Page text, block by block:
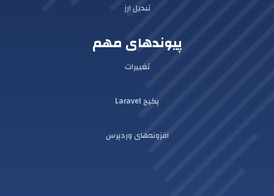
تبدیل ارز
پیوندهای مهم
تغییرات
پکیج Laravel
افزونه‌های وردپرس